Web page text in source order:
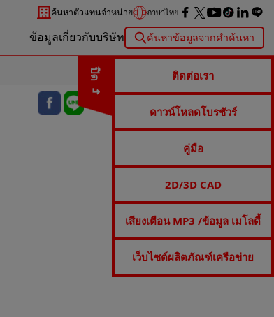
ค้นหาตัวแทนจำหน่าย ภาษาไทย
ข้อมูลเกี่ยวกับบริษัท ค้นหาข้อมูลจากคำค้นหา
ปิด ติดต่อเรา
ดาวน์โหลดโบรชัวร์
คู่มือ
2D/3D CAD
เสียงเตือน MP3 /ข้อมูล เมโลดี้
เว็บไซต์ผลิตภัณฑ์เครือข่าย